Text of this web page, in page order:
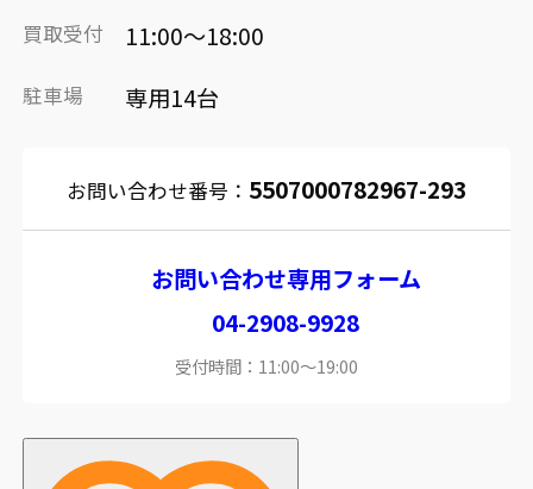
買取受付 11:00～18:00
駐車場 専用14台
お問い合わせ番号： 5507000782967-293
お問い合わせ専用フォーム
04-2908-9928
受付時間：11:00～19:00